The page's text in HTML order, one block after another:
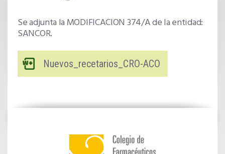
Se adjunta la MODIFICACION 374/A de la entidad:
SANCOR.
Nuevos_recetarios_CRO-ACO